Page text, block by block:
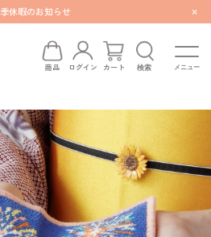
休暇のお知らせ ×
商品 ログイン カート 検索